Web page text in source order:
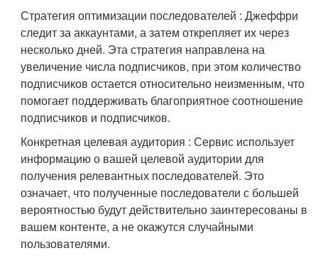
Стратегия оптимизации последователей : Джеффри
следит за аккаунтами, а затем открепляет их через
несколько дней. Эта стратегия направлена на
увеличение числа подписчиков, при этом количество
подписчиков остается относительно неизменным, что
помогает поддерживать благоприятное соотношение
подписчиков и подписчиков.
Конкретная целевая аудитория : Сервис использует
информацию о вашей целевой аудитории для
получения релевантных последователей. Это
означает, что полученные последователи с большей
вероятностью будут действительно заинтересованы в
вашем контенте, а не окажутся случайными
пользователями.